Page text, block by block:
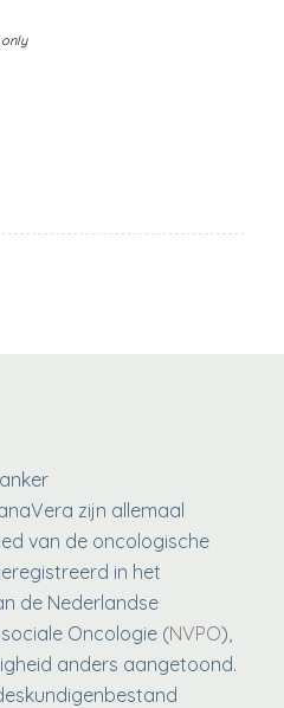
zijn allemaal
van de oncologische
in het
de Nederlandse
Oncologie (NVPO),
anders aangetoond.